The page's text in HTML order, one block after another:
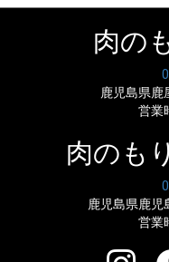
肉の
鹿児島県鹿
営業
肉のも
鹿児島県鹿児
営業